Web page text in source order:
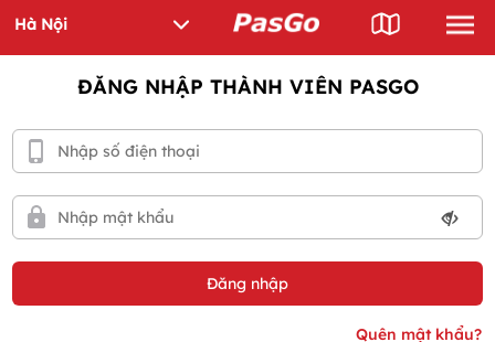
ĐĂNG NHẬP THÀNH VIÊN PASGO